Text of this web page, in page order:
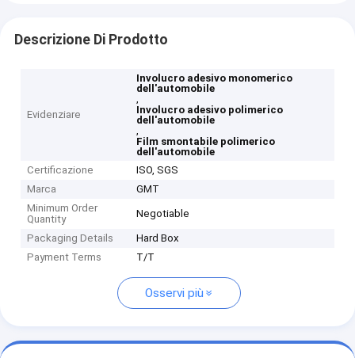
Descrizione Di Prodotto
Evidenziare
Involucro adesivo monomerico
dell'automobile
,
Involucro adesivo polimerico
dell'automobile
,
Film smontabile polimerico
dell'automobile
Certificazione
ISO, SGS
Marca
GMT
Minimum Order
Quantity
Negotiable
Packaging Details
Hard Box
Payment Terms
T/T
Osservi più